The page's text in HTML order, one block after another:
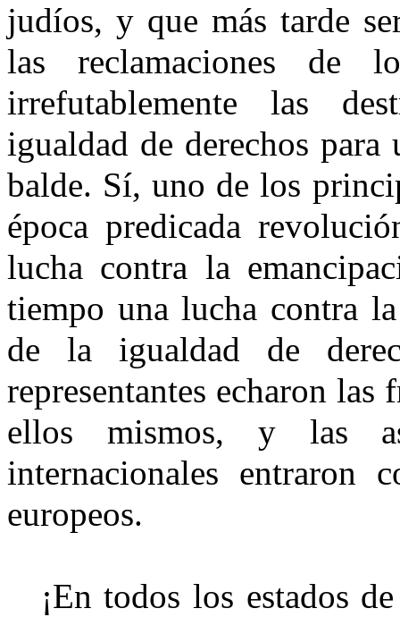
judíos, y que más tarde
las reclamaciones de
irrefutablemente las
igualdad de derechos
balde. Sí, uno de los
época predicada
lucha contra la
tiempo una lucha contra
de la igualdad de
representantes echaron las
ellos mismos, y las
internacionales entraron
europeos.
¡En todos los estados